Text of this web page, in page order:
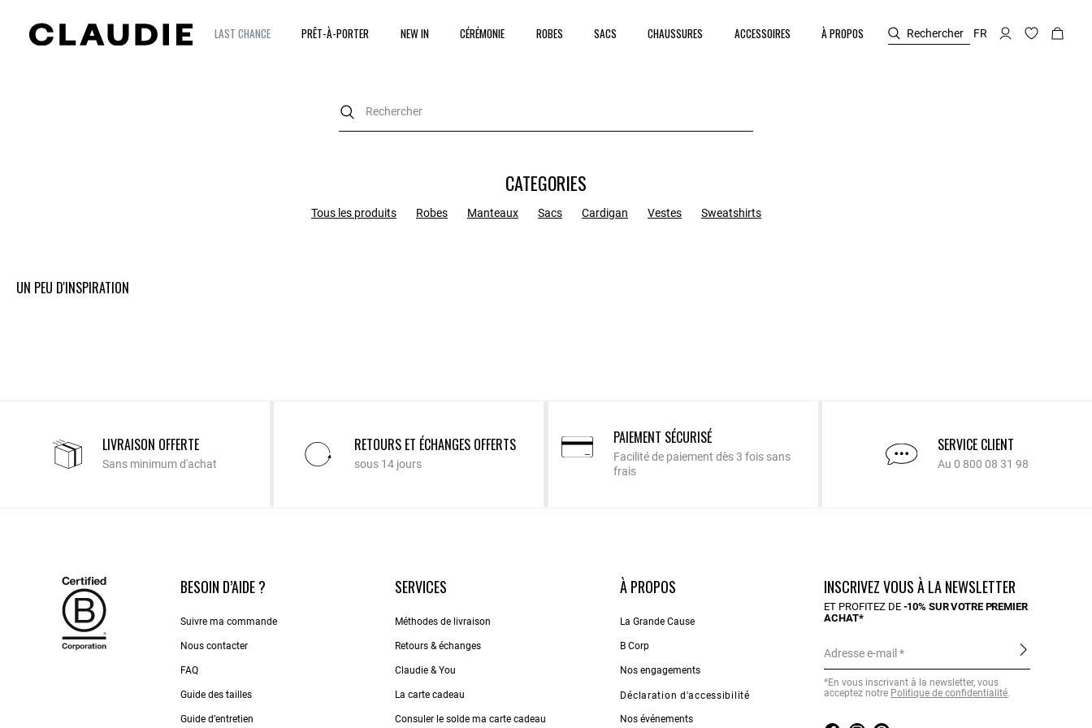
LAST CHANCE PRÊT-À-PORTER NEW IN CÉRÉMONIE ROBES SACS CHAUSSURES ACCESSOIRES À PROPOS Rechercher FR
CATEGORIES
Tous les produits Robes Manteaux Sacs Cardigan Vestes Sweatshirts
UN PEU D'INSPIRATION
LIVRAISON OFFERTE
Sans minimum d'achat
RETOURS ET ÉCHANGES OFFERTS
sous 14 jours
PAIEMENT SÉCURISÉ
Facilité de paiement dès 3 fois sans
frais
SERVICE CLIENT
Au 0 800 08 31 98
BESOIN D’AIDE ?
Suivre ma commande
Nous contacter
FAQ
Guide des tailles
Guide d’entretien
SERVICES
Méthodes de livraison
Retours & échanges
Claudie & You
La carte cadeau
Consuler le solde ma carte cadeau
À PROPOS
La Grande Cause
B Corp
Nos engagements
Déclaration d'accessibilité
Nos événements
INSCRIVEZ VOUS À LA NEWSLETTER
ET PROFITEZ DE -10% SUR VOTRE PREMIER
ACHAT*
Adresse e-mail
*En vous inscrivant à la newsletter, vous
acceptez notre Politique de confidentialité.